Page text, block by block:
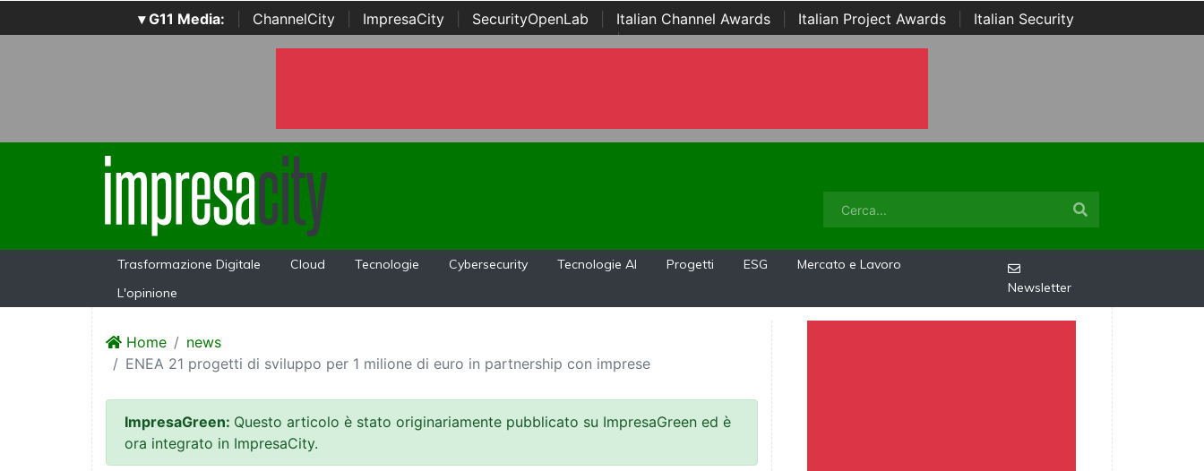
▾ G11 Media: ChannelCity ImpresaCity SecurityOpenLab Italian Channel Awards Italian Project Awards
Italian Security
Awards | ...
Trasformazione Digitale Cloud Tecnologie Cybersecurity Tecnologie AI Progetti ESG
Mercato e Lavoro
L'opinione
Newsletter
Home
news
ENEA 21 progetti di sviluppo per 1 milione di euro in partnership con imprese
ImpresaGreen: Questo articolo è stato originariamente pubblicato su ImpresaGreen ed è
ora integrato in ImpresaCity.